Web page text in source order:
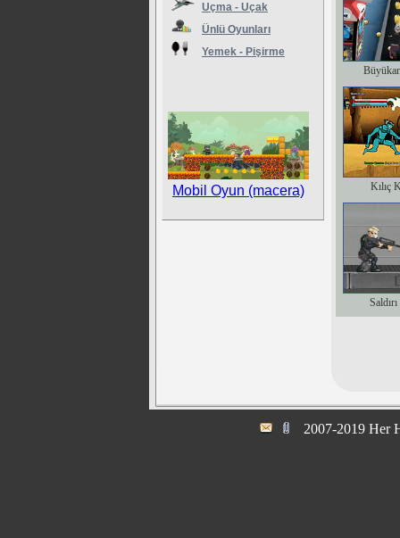
Uçma - Uçak
Ünlü Oyunları
Yemek - Pişirme
Mobil Oyun (macera) Kılıç
2007-2019 Her